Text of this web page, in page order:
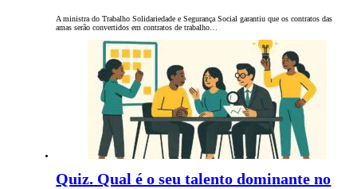
A ministra do Trabalho Solidariedade e Segurança Social garantiu que os contratos das
amas serão convertidos em contratos de trabalho…
Quiz. Qual é o seu talento dominante no